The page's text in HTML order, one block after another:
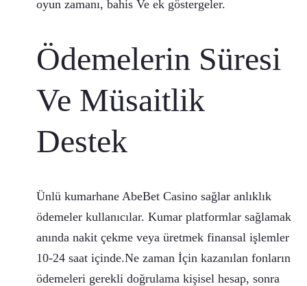
oyun zamanı, bahis Ve ek göstergeler.
Ödemelerin Süresi
Ve Müsaitlik
Destek
Ünlü kumarhane AbeBet Casino sağlar anlıklık
ödemeler kullanıcılar. Kumar platformlar sağlamak
anında nakit çekme veya üretmek finansal işlemler
10-24 saat içinde.Ne zaman İçin kazanılan fonların
ödemeleri gerekli doğrulama kişisel hesap, sonra